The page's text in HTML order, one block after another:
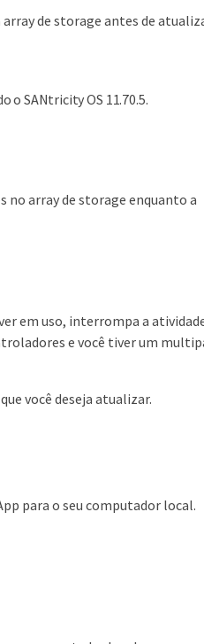
de storage antes de
o SANtricity OS 11.70.5.
no array de storage enquanto a
em uso, interrompa a
e você tiver um
você deseja atualizar.
para o seu computador local.